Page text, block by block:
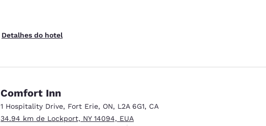
Detalhes do hotel
Comfort Inn
1 Hospitality Drive, Fort Erie, ON, L2A 6G1, CA
34.94 km de Lockport, NY 14094, EUA